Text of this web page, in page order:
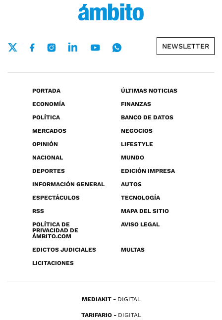
NEWSLETTER
PORTADA
ÚLTIMAS NOTICIAS
ECONOMÍA
FINANZAS
POLÍTICA
BANCO DE DATOS
MERCADOS
NEGOCIOS
OPINIÓN
LIFESTYLE
NACIONAL
MUNDO
DEPORTES
EDICIÓN IMPRESA
INFORMACIÓN GENERAL
AUTOS
ESPECTÁCULOS
TECNOLOGÍA
RSS
MAPA DEL SITIO
POLÍTICA DE
PRIVACIDAD DE
ÁMBITO.COM
AVISO LEGAL
EDICTOS JUDICIALES
MULTAS
LICITACIONES
MEDIAKIT DIGITAL
TARIFARIO DIGITAL